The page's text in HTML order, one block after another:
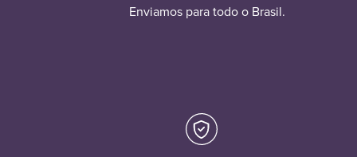
Enviamos para todo o Brasil.